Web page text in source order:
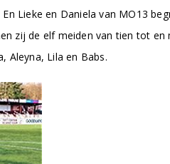
Lieke en Daniela van MO13
zij de elf meiden van tien tot
Aleyna, Lila en Babs.